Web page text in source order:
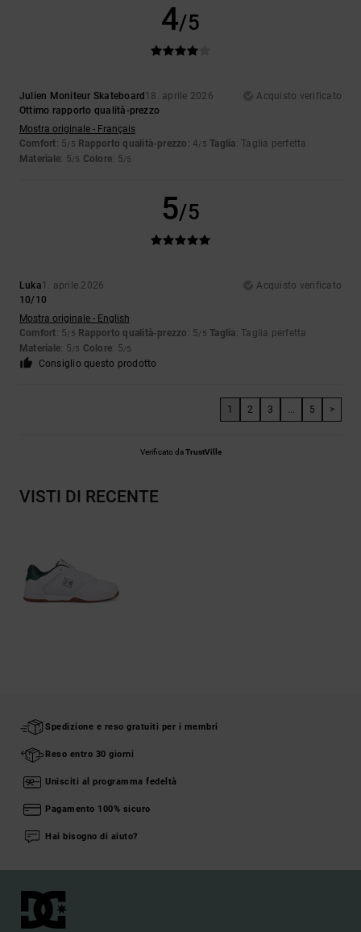
4/5
Julien Moniteur Skateboard 18. aprile 2026
Acquisto verificato
Ottimo rapporto qualità-prezzo
Mostra originale - Français
Comfort: 5/5 Rapporto qualità-prezzo : 4/5 Taglia: Taglia perfetta
Materiale: 5/5 Colore: 5/5
5/5
Luka1. aprile 2026
Acquisto verificato
10/10
Mostra originale - English
Comfort: 5/5 Rapporto qualità-prezzo : 5/5 Taglia: Taglia perfetta
Materiale: 5/5 Colore: 5/5
Consiglio questo prodotto
1 2 3 ... 5 >
Verificato daTrustVille
VISTI DI RECENTE
Spedizione e reso gratuiti per i membri
Reso entro 30 giorni
Unisciti al programma fedeltà
Pagamento 100% sicuro
Hai bisogno di aiuto?